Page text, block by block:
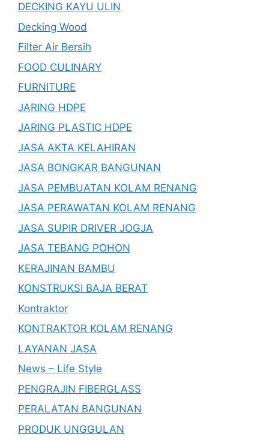
DECKING KAYU ULIN
Decking Wood
Filter Air Bersih
FOOD CULINARY
FURNITURE
JARING HDPE
JARING PLASTIC HDPE
JASA AKTA KELAHIRAN
JASA BONGKAR BANGUNAN
JASA PEMBUATAN KOLAM RENANG
JASA PERAWATAN KOLAM RENANG
JASA SUPIR DRIVER JOGJA
JASA TEBANG POHON
KERAJINAN BAMBU
KONSTRUKSI BAJA BERAT
Kontraktor
KONTRAKTOR KOLAM RENANG
LAYANAN JASA
News – Life Style
PENGRAJIN FIBERGLASS
PERALATAN BANGUNAN
PRODUK UNGGULAN